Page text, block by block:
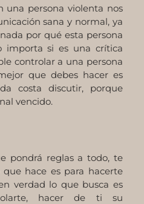
una persona violenta nos
sana y normal, ya
por qué esta persona
importa si es una crítica
controlar a una persona
que debes hacer es
costa discutir, porque
vencido.
pondrá reglas a todo, te
hace es para hacerte
verdad lo que busca es
hacer de ti su